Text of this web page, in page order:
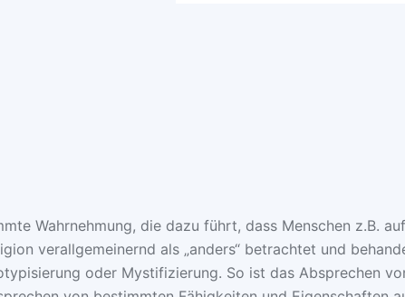
Wahrnehmung, die dazu führt, dass Menschen z.B.
verallgemeinernd als „anders“ betrachtet und
oder Mystifizierung. So ist das Absprechen